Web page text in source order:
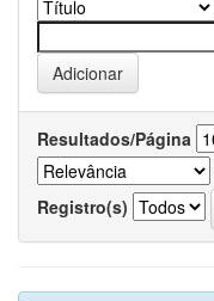
Resultados/Página
Registro(s)